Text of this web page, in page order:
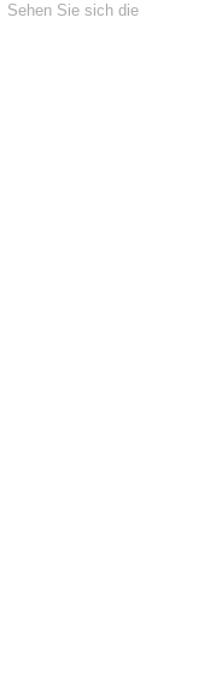
Sehen Sie sich die